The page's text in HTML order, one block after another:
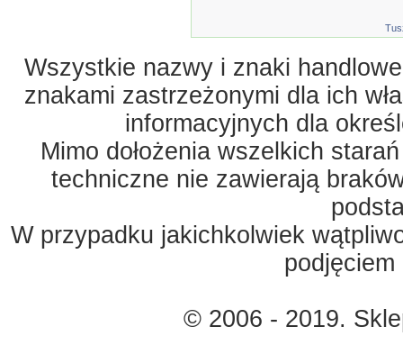
Wszystkie nazwy i znaki
znakami zastrzeżonymi dla ich
informacyjnych dla
Mimo dołożenia wszelkich
techniczne nie zawierają
W przypadku jakichkolwiek
© 2006 - 2019.